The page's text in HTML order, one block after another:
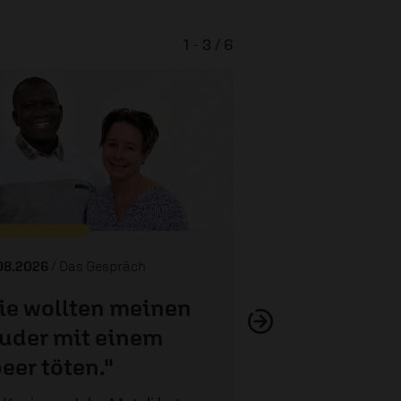
/ Das Gespräch
wollten meinen
mit einem
töten."
1 - 3 / 6